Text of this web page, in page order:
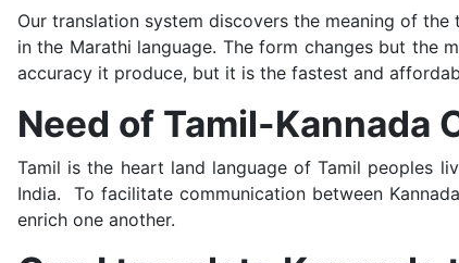
Our translation system discovers the meaning of
in the Marathi language. The form changes but the
accuracy it produce, but it is the fastest and
Need of Tamil-Kannada
Tamil is the heart land language of Tamil peoples
India. To facilitate communication between
enrich one another.